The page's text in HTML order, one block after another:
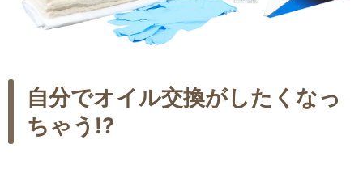
自分でオイル交換がしたくなっ
ちゃう!?